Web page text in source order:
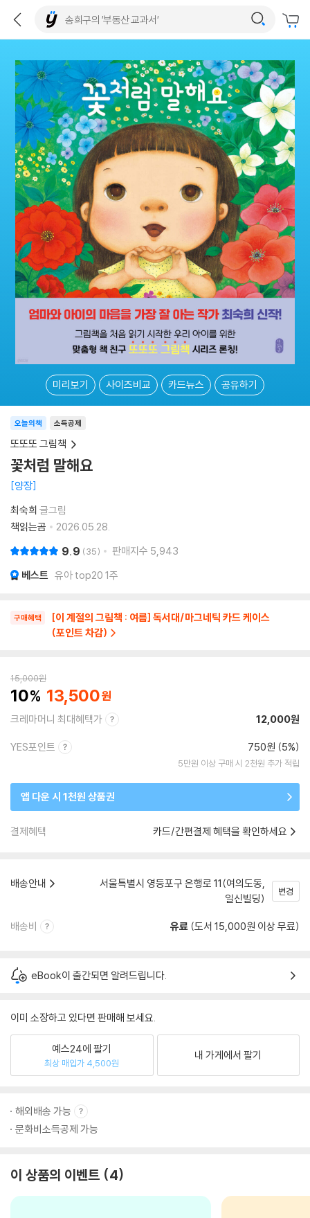
미리보기 사이즈비교 카드뉴스 공유하기
소득공제
오늘의책
또또또 그림책
꽃처럼 말해요
양장
최숙희 글그림
책읽는곰
2026.05.28.
9.9 35 판매지수 5,943
베스트 유아 top20 1주
구매혜택
[이 계절의 그림책 : 여름] 독서대/마그네틱 카드 케이스
(포인트 차감)
15,000원
10 13,500
크레마머니 최대혜택가 12,000원
YES포인트 750원 (5%)
5만원 이상 구매 시 2천원 추가 적립
앱 다운 시 1천원 상품권
결제혜택 카드/간편결제 혜택을 확인하세요
배송안내
서울특별시 영등포구 은행로 11(여의도동,
일신빌딩)
변경
배송비 유료 (도서 15,000원 이상 무료)
eBook이 출간되면 알려드립니다.
이미 소장하고 있다면 판매해 보세요.
예스24에 팔기
최상 매입가 4,500원
내 가게에서 팔기
해외배송 가능
문화비소득공제 가능
이 상품의 이벤트 4